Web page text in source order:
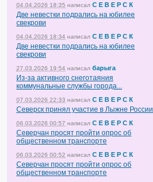
04.04.2026 18:35 написал С Е В Е Р С К
Две невестки подрались на юбилее
свекрови
04.04.2026 18:34 написал С Е В Е Р С К
Две невестки подрались на юбилее
свекрови
27.03.2026 19:54 написал барыга
Из-за активного снеготаяния
коммунальные службы города...
07.03.2026 22:33 написал С Е В Е Р С К
Северск принял участие в Лыжне России
06.03.2026 00:57 написал С Е В Е Р С К
Северчан просят пройти опрос об
общественном транспорте
06.03.2026 00:52 написал С Е В Е Р С К
Северчан просят пройти опрос об
общественном транспорте